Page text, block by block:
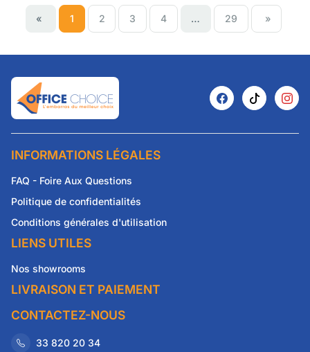
« 1 2 3 4 … 29 »
INFORMATIONS LÉGALES
FAQ - Foire Aux Questions
Politique de confidentialités
Conditions générales d'utilisation
LIENS UTILES
Nos showrooms
LIVRAISON ET PAIEMENT
CONTACTEZ-NOUS
33 820 20 34